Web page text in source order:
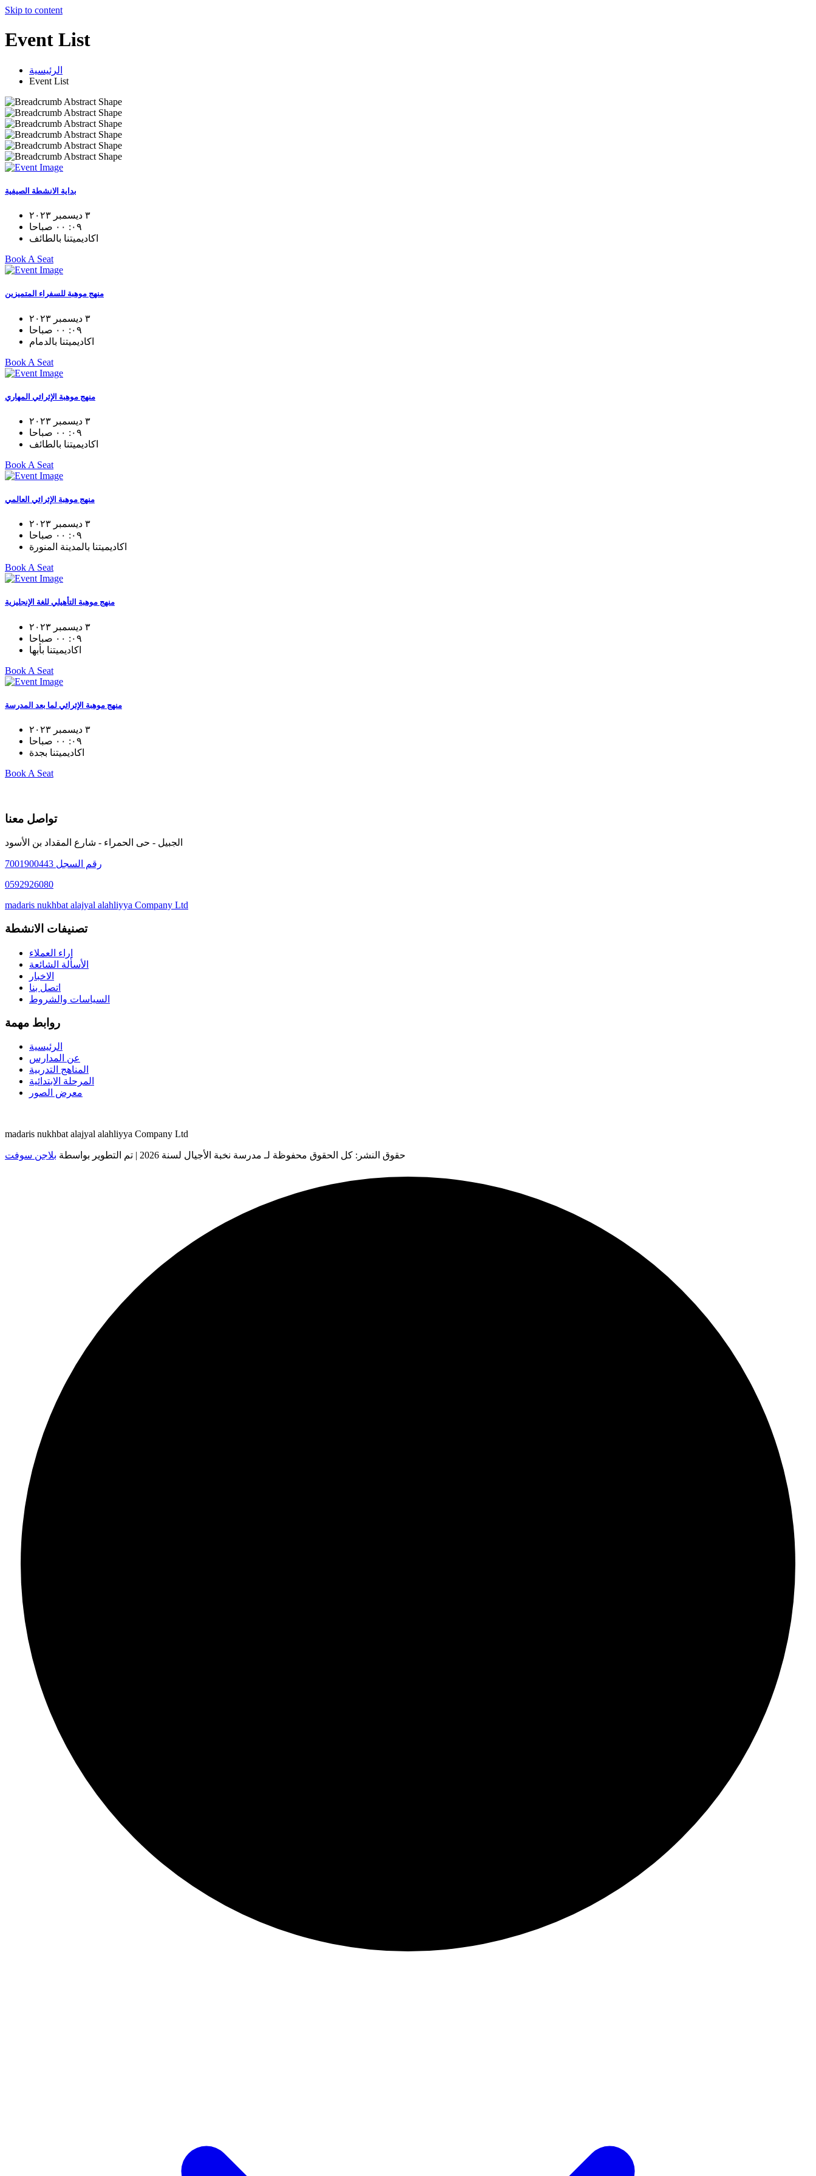
Skip to content
Event List
الرئيسية
Event List
بداية الانشطة الصيفية
٣ ديسمبر ٢٠٢٣
٠٩: ٠٠ صباحا
اكاديميتنا بالطائف
Book A Seat
منهج موهبة للسفراء المتميزين
٣ ديسمبر ٢٠٢٣
٠٩: ٠٠ صباحا
اكاديميتنا بالدمام
Book A Seat
منهج موهبة الإثرائي المهاري
٣ ديسمبر ٢٠٢٣
٠٩: ٠٠ صباحا
اكاديميتنا بالطائف
Book A Seat
منهج موهبة الإثرائي العالمي
٣ ديسمبر ٢٠٢٣
٠٩: ٠٠ صباحا
اكاديميتنا بالمدينة المنورة
Book A Seat
منهج موهبة التأهيلي للغة الإنجليزية
٣ ديسمبر ٢٠٢٣
٠٩: ٠٠ صباحا
اكاديميتنا بأبها
Book A Seat
منهج موهبة الإثرائي لما بعد المدرسة
٣ ديسمبر ٢٠٢٣
٠٩: ٠٠ صباحا
اكاديميتنا بجدة
Book A Seat
تواصل معنا
الجبيل - حى الحمراء - شارع المقداد بن الأسود
رقم السجل 7001900443
0592926080
madaris nukhbat alajyal alahliyya Company Ltd
تصنيفات الانشطة
اراء العملاء
الأسألة الشائعة
الاخبار
اتصل بنا
السياسات والشروط
روابط مهمة
الرئيسية
عن المدارس
المناهج التدربية
المرحلة الابتدائية
معرض الصور
madaris nukhbat alajyal alahliyya Company Ltd
حقوق النشر: كل الحقوق محفوظة لـ مدرسة نخبة الأجيال لسنة 2026 | تم التطوير بواسطة بلاجن سوفت